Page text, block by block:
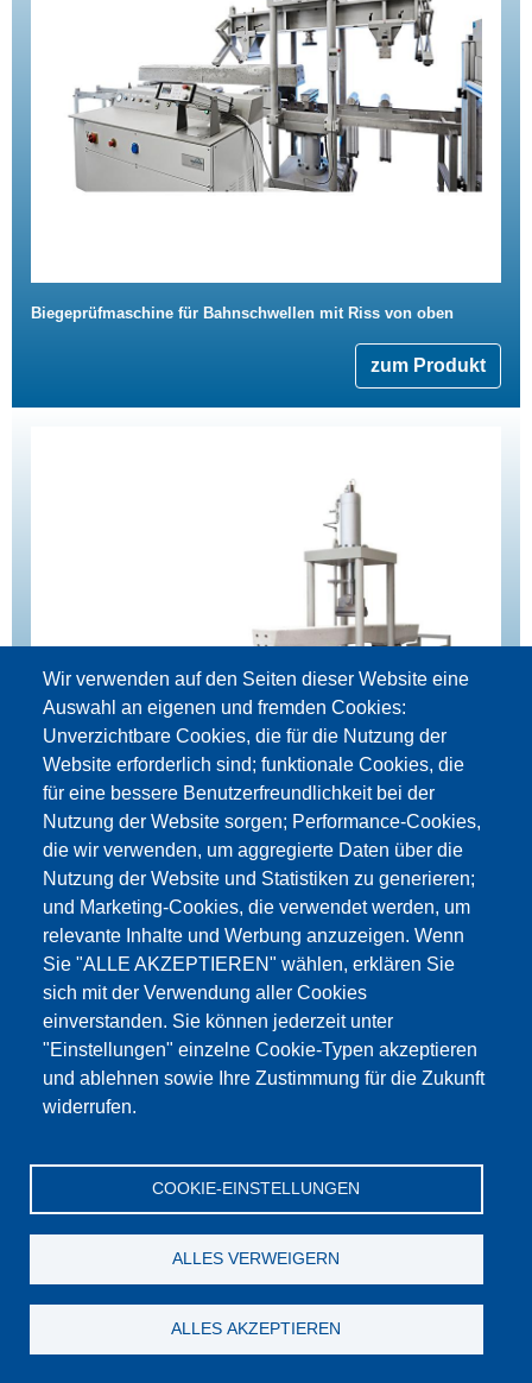
Biegeprüfmaschine für Bahnschwellen mit Riss von oben
zum Produkt
Biegeprüfmaschine für Bahnschwellen mit Riss von unten
Wir verwenden auf den Seiten dieser Website eine
Auswahl an eigenen und fremden Cookies:
Unverzichtbare Cookies, die für die Nutzung der
Website erforderlich sind; funktionale Cookies, die
für eine bessere Benutzerfreundlichkeit bei der
Nutzung der Website sorgen; Performance-Cookies,
die wir verwenden, um aggregierte Daten über die
Nutzung der Website und Statistiken zu generieren;
und Marketing-Cookies, die verwendet werden, um
relevante Inhalte und Werbung anzuzeigen. Wenn
Sie "ALLE AKZEPTIEREN" wählen, erklären Sie
sich mit der Verwendung aller Cookies
einverstanden. Sie können jederzeit unter
"Einstellungen" einzelne Cookie-Typen akzeptieren
und ablehnen sowie Ihre Zustimmung für die Zukunft
widerrufen.
COOKIE-EINSTELLUNGEN
ALLES VERWEIGERN
ALLES AKZEPTIEREN